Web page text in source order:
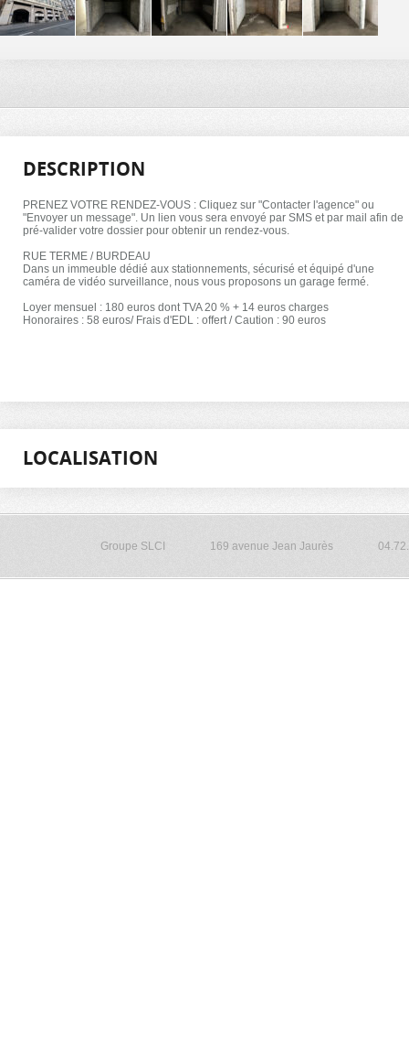
DESCRIPTION
PRENEZ VOTRE RENDEZ-VOUS : Cliquez sur "Contacter l'agence" ou
"Envoyer un message". Un lien vous sera envoyé par SMS et par mail afin de
pré-valider votre dossier pour obtenir un rendez-vous.
RUE TERME / BURDEAU
Dans un immeuble dédié aux stationnements, sécurisé et équipé d'une
caméra de vidéo surveillance, nous vous proposons un garage fermé.
Loyer mensuel : 180 euros dont TVA 20 % + 14 euros charges
Honoraires : 58 euros/ Frais d'EDL : offert / Caution : 90 euros
LOCALISATION
Groupe SLCI 169 avenue Jean Jaurès